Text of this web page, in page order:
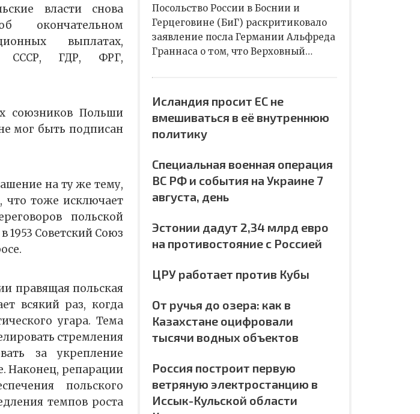
власти снова
окончательном
выплатах,
СССР, ГДР, ФРГ,
союзников Польши
мог быть подписан
на ту же тему,
что тоже исключает
польской
1953 Советский Союз
правящая польская
всякий раз, когда
угара. Тема
стремления
за укрепление
Наконец, репарации
польского
темпов роста
Посольство России в Боснии и
Герцеговине (БиГ) раскритиковало
заявление посла Германии Альфреда
Граннаса о том, что Верховный…
Исландия просит ЕС не
вмешиваться в её внутреннюю
политику
Специальная военная операция
ВС РФ и события на Украине 7
августа, день
Эстонии дадут 2,34 млрд евро
на противостояние с Россией
ЦРУ работает против Кубы
От ручья до озера: как в
Казахстане оцифровали
тысячи водных объектов
Россия построит первую
ветряную электростанцию в
Иссык-Кульской области